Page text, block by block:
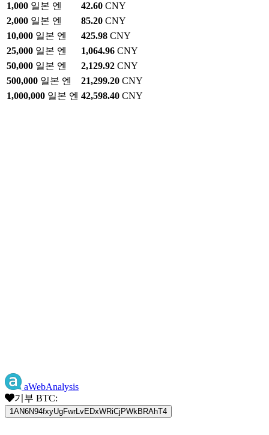
1,000 일본 엔 42.60 CNY
2,000 일본 엔 85.20 CNY
10,000 일본 엔 425.98 CNY
25,000 일본 엔 1,064.96 CNY
50,000 일본 엔 2,129.92 CNY
500,000 일본 엔 21,299.20 CNY
1,000,000 일본 엔 42,598.40 CNY
aWebAnalysis
기부 BTC:
1AN6N94fxyUgFwrLvEDxWRiCjPWkBRAhT4